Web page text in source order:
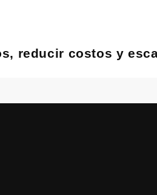
reducir costos y